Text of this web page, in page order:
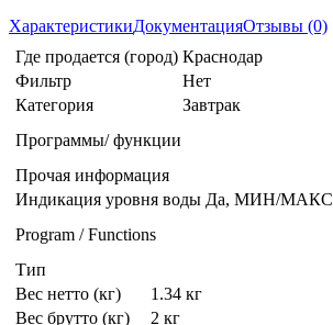
ХарактеристикиДокументацияОтзывы (0)
Где продается (город) Краснодар
Фильтр
Нет
Категория
Завтрак
Программы/ функции
Прочая информация
Индикация уровня воды Да, МИН/МАКС
Program / Functions
Тип
Вес нетто (кг)
1.34 кг
Вес брутто (кг)
2 кг